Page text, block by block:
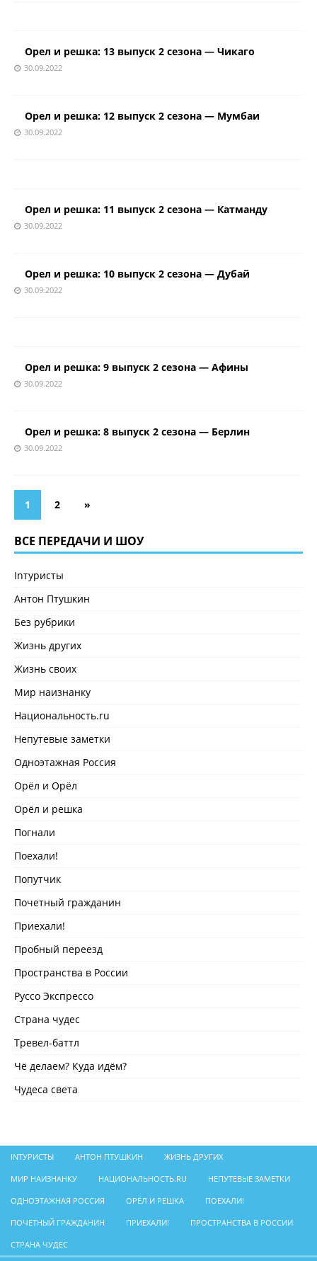
Орел и решка: 13 выпуск 2 сезона — Чикаго
30.09.2022
Орел и решка: 12 выпуск 2 сезона — Мумбаи
30.09.2022
Орел и решка: 11 выпуск 2 сезона — Катманду
30.09.2022
Орел и решка: 10 выпуск 2 сезона — Дубай
30.09.2022
Орел и решка: 9 выпуск 2 сезона — Афины
30.09.2022
Орел и решка: 8 выпуск 2 сезона — Берлин
30.09.2022
1 2 »
ВСЕ ПЕРЕДАЧИ И ШОУ
Inтуристы
Антон Птушкин
Без рубрики
Жизнь других
Жизнь своих
Мир наизнанку
Национальность.ru
Непутевые заметки
Одноэтажная Россия
Орёл и Орёл
Орёл и решка
Погнали
Поехали!
Попутчик
Почетный гражданин
Приехали!
Пробный переезд
Пространства в России
Руссо Экспрессо
Страна чудес
Тревел-баттл
Чё делаем? Куда идём?
Чудеса света
INТУРИСТЫ АНТОН ПТУШКИН ЖИЗНЬ ДРУГИХ
МИР НАИЗНАНКУ НАЦИОНАЛЬНОСТЬ.RU НЕПУТЕВЫЕ ЗАМЕТКИ
ОДНОЭТАЖНАЯ РОССИЯ ОРЁЛ И РЕШКА ПОЕХАЛИ!
ПОЧЕТНЫЙ ГРАЖДАНИН ПРИЕХАЛИ! ПРОСТРАНСТВА В РОССИИ
СТРАНА ЧУДЕС